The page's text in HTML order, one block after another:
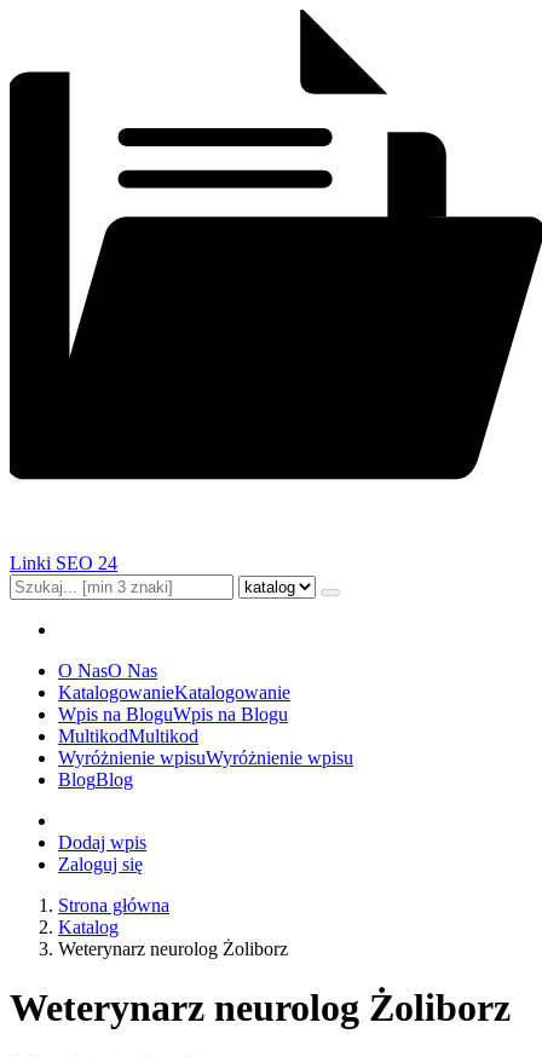
Linki SEO 24
O NasO Nas
KatalogowanieKatalogowanie
Wpis na BloguWpis na Blogu
MultikodMultikod
Wyróżnienie wpisuWyróżnienie wpisu
BlogBlog
Dodaj wpis
Zaloguj się
Strona główna
Katalog
Weterynarz neurolog Żoliborz
Weterynarz neurolog Żoliborz